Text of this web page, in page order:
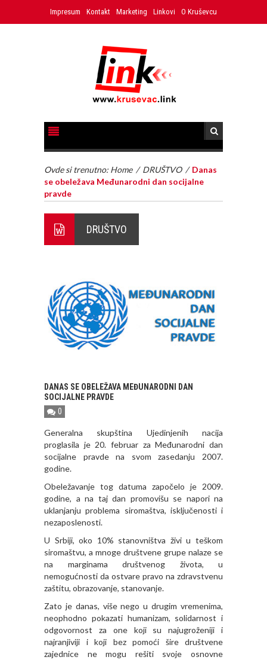
Impresum Kontakt Marketing Linkovi O Kruševcu
Ovde si trenutno: Home / DRUŠTVO / Danas
se obeležava Međunarodni dan socijalne
pravde
DRUŠTVO
DANAS SE OBELEŽAVA MEĐUNARODNI DAN
SOCIJALNE PRAVDE
0
Generalna skupština Ujedinjenih nacija
proglasila je 20. februar za Međunarodni dan
socijalne pravde na svom zasedanju 2007.
godine.
Obeležavanje tog datuma započelo je 2009.
godine, a na taj dan promovišu se napori na
uklanjanju problema siromaštva, isključenosti i
nezaposlenosti.
U Srbiji, oko 10% stanovništva živi u teškom
siromaštvu, a mnoge društvene grupe nalaze se
na marginama društvenog života, u
nemogućnosti da ostvare pravo na zdravstvenu
zaštitu, obrazovanje, stanovanje.
Zato je danas, više nego u drugim vremenima,
neophodno pokazati humanizam, solidarnost i
odgovornost za one koji su najugroženiji i
najranjiviji i koji bez pomoći šire društvene
zajednice ne mogu rešiti svoje osnovne